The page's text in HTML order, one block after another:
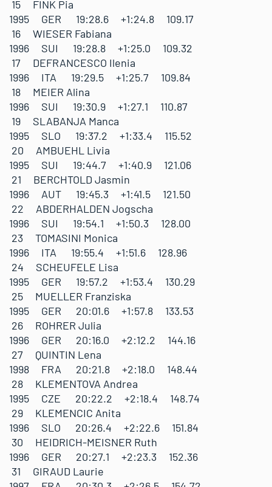
15 FINK Pia
1995 GER 19:28.6 +1:24.8 109.17
16 WIESER Fabiana
1996 SUI 19:28.8 +1:25.0 109.32
17 DEFRANCESCO Ilenia
1996 ITA 19:29.5 +1:25.7 109.84
18 MEIER Alina
1996 SUI 19:30.9 +1:27.1 110.87
19 SLABANJA Manca
1995 SLO 19:37.2 +1:33.4 115.52
20 AMBUEHL Livia
1995 SUI 19:44.7 +1:40.9 121.06
21 BERCHTOLD Jasmin
1996 AUT 19:45.3 +1:41.5 121.50
22 ABDERHALDEN Jogscha
1996 SUI 19:54.1 +1:50.3 128.00
23 TOMASINI Monica
1996 ITA 19:55.4 +1:51.6 128.96
24 SCHEUFELE Lisa
1995 GER 19:57.2 +1:53.4 130.29
25 MUELLER Franziska
1995 GER 20:01.6 +1:57.8 133.53
26 ROHRER Julia
1996 GER 20:16.0 +2:12.2 144.16
27 QUINTIN Lena
1998 FRA 20:21.8 +2:18.0 148.44
28 KLEMENTOVA Andrea
1995 CZE 20:22.2 +2:18.4 148.74
29 KLEMENCIC Anita
1996 SLO 20:26.4 +2:22.6 151.84
30 HEIDRICH-MEISNER Ruth
1996 GER 20:27.1 +2:23.3 152.36
31 GIRAUD Laurie